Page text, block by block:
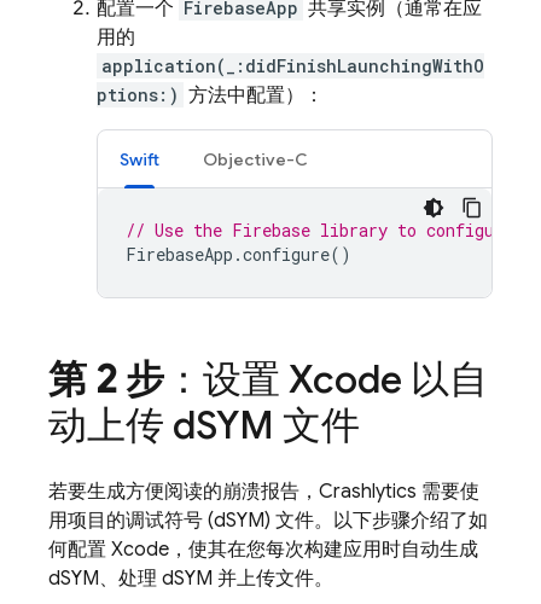
配置一个 FirebaseApp 共享实例（通常在应
用的
application(_:didFinishLaunchingWithO
ptions:) 方法中配置）：
Swift Objective-C
// Use the Firebase library to configure
FirebaseApp .configure()
第 2 步 ：设置 Xcode 以自
动上传 dSYM 文件
若要生成方便阅读的崩溃报告， Crashlytics 需要使
用项目的调试符号 (dSYM) 文件。以下步骤介绍了如
何配置 Xcode，使其在您每次构建应用时自动生成
dSYM、处理 dSYM 并上传文件。